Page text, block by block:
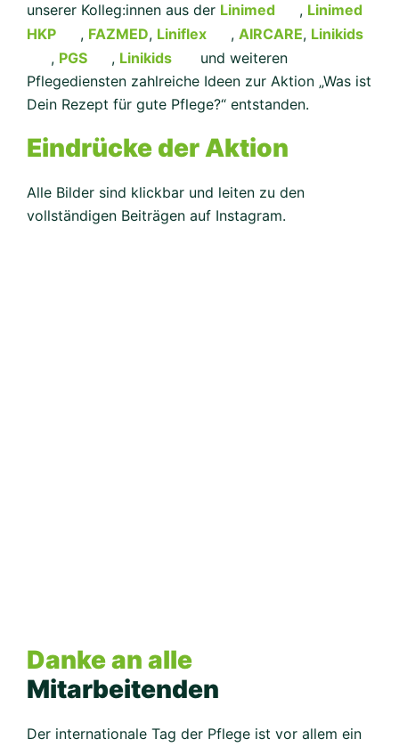
unserer Kolleg:innen aus der Linimed , Linimed
HKP
, FAZMED, Liniflex , AIRCARE, Linikids
, PGS , Linikids
und weiteren
Pflegediensten zahlreiche Ideen zur Aktion „Was ist
Dein Rezept für gute Pflege?“ entstanden.
Eindrücke der Aktion
Alle Bilder sind klickbar und leiten zu den
vollständigen Beiträgen auf Instagram.
Danke an alle
Mitarbeitenden
Der internationale Tag der Pflege ist vor allem ein